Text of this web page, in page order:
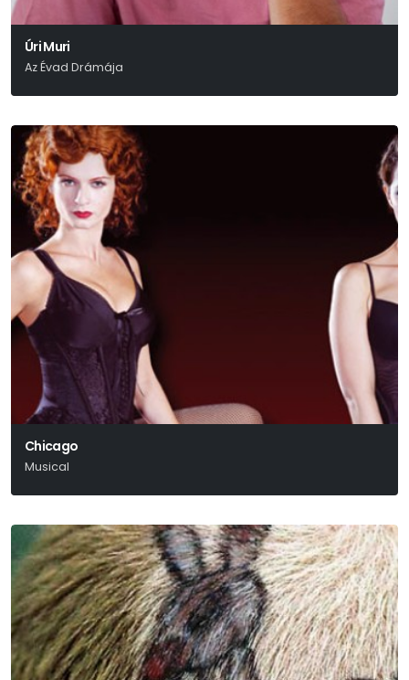
Úri Muri
Az Évad Drámája
Chicago
Musical